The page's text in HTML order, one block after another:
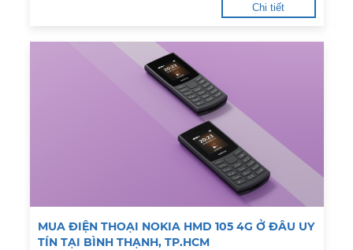
Chi tiết
MUA ĐIỆN THOẠI NOKIA HMD 105 4G Ở ĐÂU UY
TÍN TẠI BÌNH THẠNH, TP.HCM